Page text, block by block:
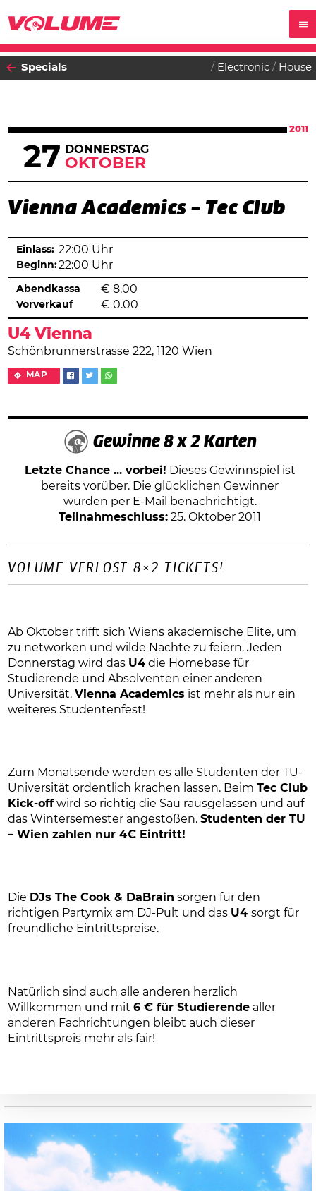
Specials Electronic House
2011
27 DONNERSTAG
OKTOBER
Vienna Academics – Tec Club
U4 Vienna
Schönbrunnerstrasse 222, 1120 Wien
MAP
Einlass: 22:00 Uhr
Beginn:22:00 Uhr
Abendkassa € 8.00
Vorverkauf € 0.00
Gewinne 8 x 2 Karten
Letzte Chance ... vorbei! Dieses Gewinnspiel ist
bereits vorüber. Die glücklichen Gewinner
wurden per E-Mail benachrichtigt.
Teilnahmeschluss: 25. Oktober 2011
VOLUME VERLOST 8×2 TICKETS!
Ab Oktober trifft sich Wiens akademische Elite, um
zu networken und wilde Nächte zu feiern. Jeden
Donnerstag wird das U4 die Homebase für
Studierende und Absolventen einer anderen
Universität.Vienna Academics ist mehr als nur ein
weiteres Studentenfest!
Zum Monatsende werden es alle Studenten der TU-
Universität ordentlich krachen lassen. BeimTec Club
Kick-offwird so richtig die Sau rausgelassen und auf
das Wintersemester angestoßen.Studenten der TU
– Wien zahlen nur 4€ Eintritt!
Die DJs The Cook & DaBrain sorgen für den
richtigen Partymix am DJ-Pult und das U4sorgt für
freundliche Eintrittspreise.
Natürlich sind auch alle anderen herzlich
Willkommen und mit6 € für Studierende aller
anderen Fachrichtungen bleibt auch dieser
Eintrittspreis mehr als fair!